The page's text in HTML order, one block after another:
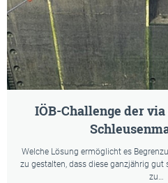
IÖB-Challenge der
Welche Lösung ermöglicht es
zu gestalten, dass diese ganzjährig
zu…